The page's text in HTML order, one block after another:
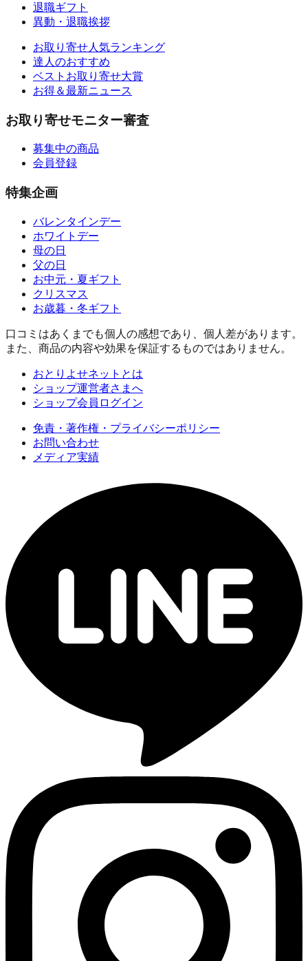
退職ギフト
異動・退職挨拶
お取り寄せ人気ランキング
達人のおすすめ
ベストお取り寄せ大賞
お得＆最新ニュース
お取り寄せモニター審査
募集中の商品
会員登録
特集企画
バレンタインデー
ホワイトデー
母の日
父の日
お中元・夏ギフト
クリスマス
お歳暮・冬ギフト
口コミはあくまでも個人の感想であり、個人差があります。
また、商品の内容や効果を保証するものではありません。
おとりよせネットとは
ショップ運営者さまへ
ショップ会員ログイン
免責・著作権・プライバシーポリシー
お問い合わせ
メディア実績